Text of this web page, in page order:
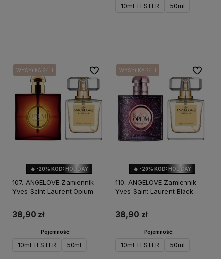
10ml TESTER 50ml
🔥 -20% KOD: HOLIDAY
WYSYŁKA 24H
WYSYŁKA 24H
WYSYŁKA 24H
WYSYŁKA 24H
107. ANGELOVE Zamiennik
Yves Saint Laurent Opium
38,90 zł
Pojemność:
10ml TESTER 50ml
Do ulubionych
🔥 -20% KOD: HOLIDAY
WYSYŁKA 24H
WYSYŁKA 24H
WYSYŁKA 24H
WYSYŁKA 24H
110. ANGELOVE Zamiennik
Yves Saint Laurent Black
38,90 zł
Pojemność:
10ml TESTER 50ml
Do